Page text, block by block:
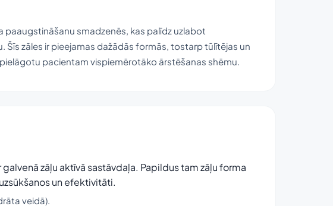
paaugstināšanu smadzenēs, kas palīdz uzlabot
Šīs zāles ir pieejamas dažādās formās, tostarp tūlītējas un
pacientam vispiemērotāko ārstēšanas shēmu.
zāļu aktīvā sastāvdaļa. Papildus tam zāļu forma
un efektivitāti.
veidā).